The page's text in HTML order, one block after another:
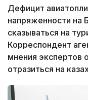
Дефицит
напряженности на
сказываться на
Корреспондент
мнения экспертов
отразиться на